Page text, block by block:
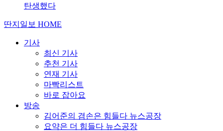
탄생했다
딴지일보 HOME
기사
최신 기사
추천 기사
연재 기사
마빡리스트
바로 잡아요
방송
김어준의 겸손은 힘들다 뉴스공장
요약은 더 힘들다 뉴스공장